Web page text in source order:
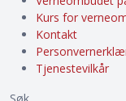
Kurs for
Kontakt
Tjenestevilkår
Søk